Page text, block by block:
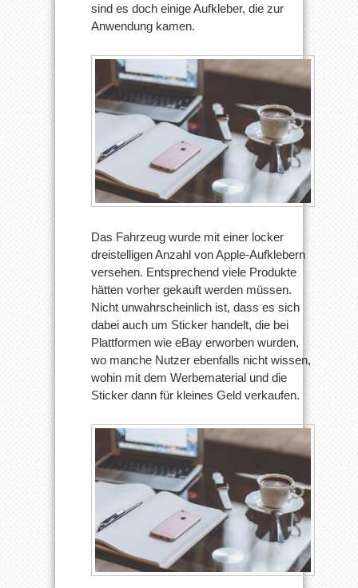
sind es doch einige Aufkleber, die zur
Anwendung kamen.
Das Fahrzeug wurde mit einer locker
dreistelligen Anzahl von Apple-Aufklebern
versehen. Entsprechend viele Produkte
hätten vorher gekauft werden müssen.
Nicht unwahrscheinlich ist, dass es sich
dabei auch um Sticker handelt, die bei
Plattformen wie eBay erworben wurden,
wo manche Nutzer ebenfalls nicht wissen,
wohin mit dem Werbematerial und die
Sticker dann für kleines Geld verkaufen.